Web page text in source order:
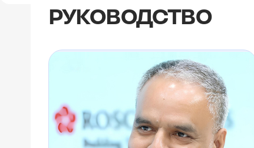
РУКОВОДСТВО